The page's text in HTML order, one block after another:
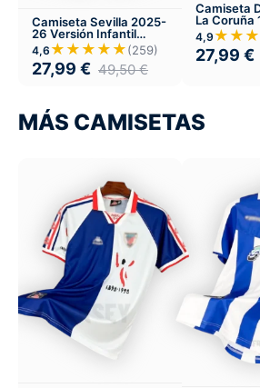
Camiseta Sevilla 2025-
26 Versión Infantil
Local
4,6 ★★★★★(259)
27,99 € 49,50€
Camiseta
La Coruña
Local
4,9
27,99 €
MÁS CAMISETAS